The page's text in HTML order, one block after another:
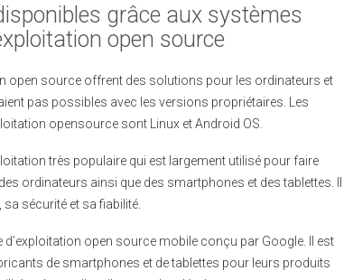
grâce aux systèmes
open source
open source offrent des solutions pour les ordinateurs et
pas possibles avec les versions propriétaires. Les
opensource sont Linux et Android OS.
très populaire qui est largement utilisé pour faire
ordinateurs ainsi que des smartphones et des tablettes. Il
sécurité et sa fiabilité.
d’exploitation open source mobile conçu par Google. Il est
de smartphones et de tablettes pour leurs produits